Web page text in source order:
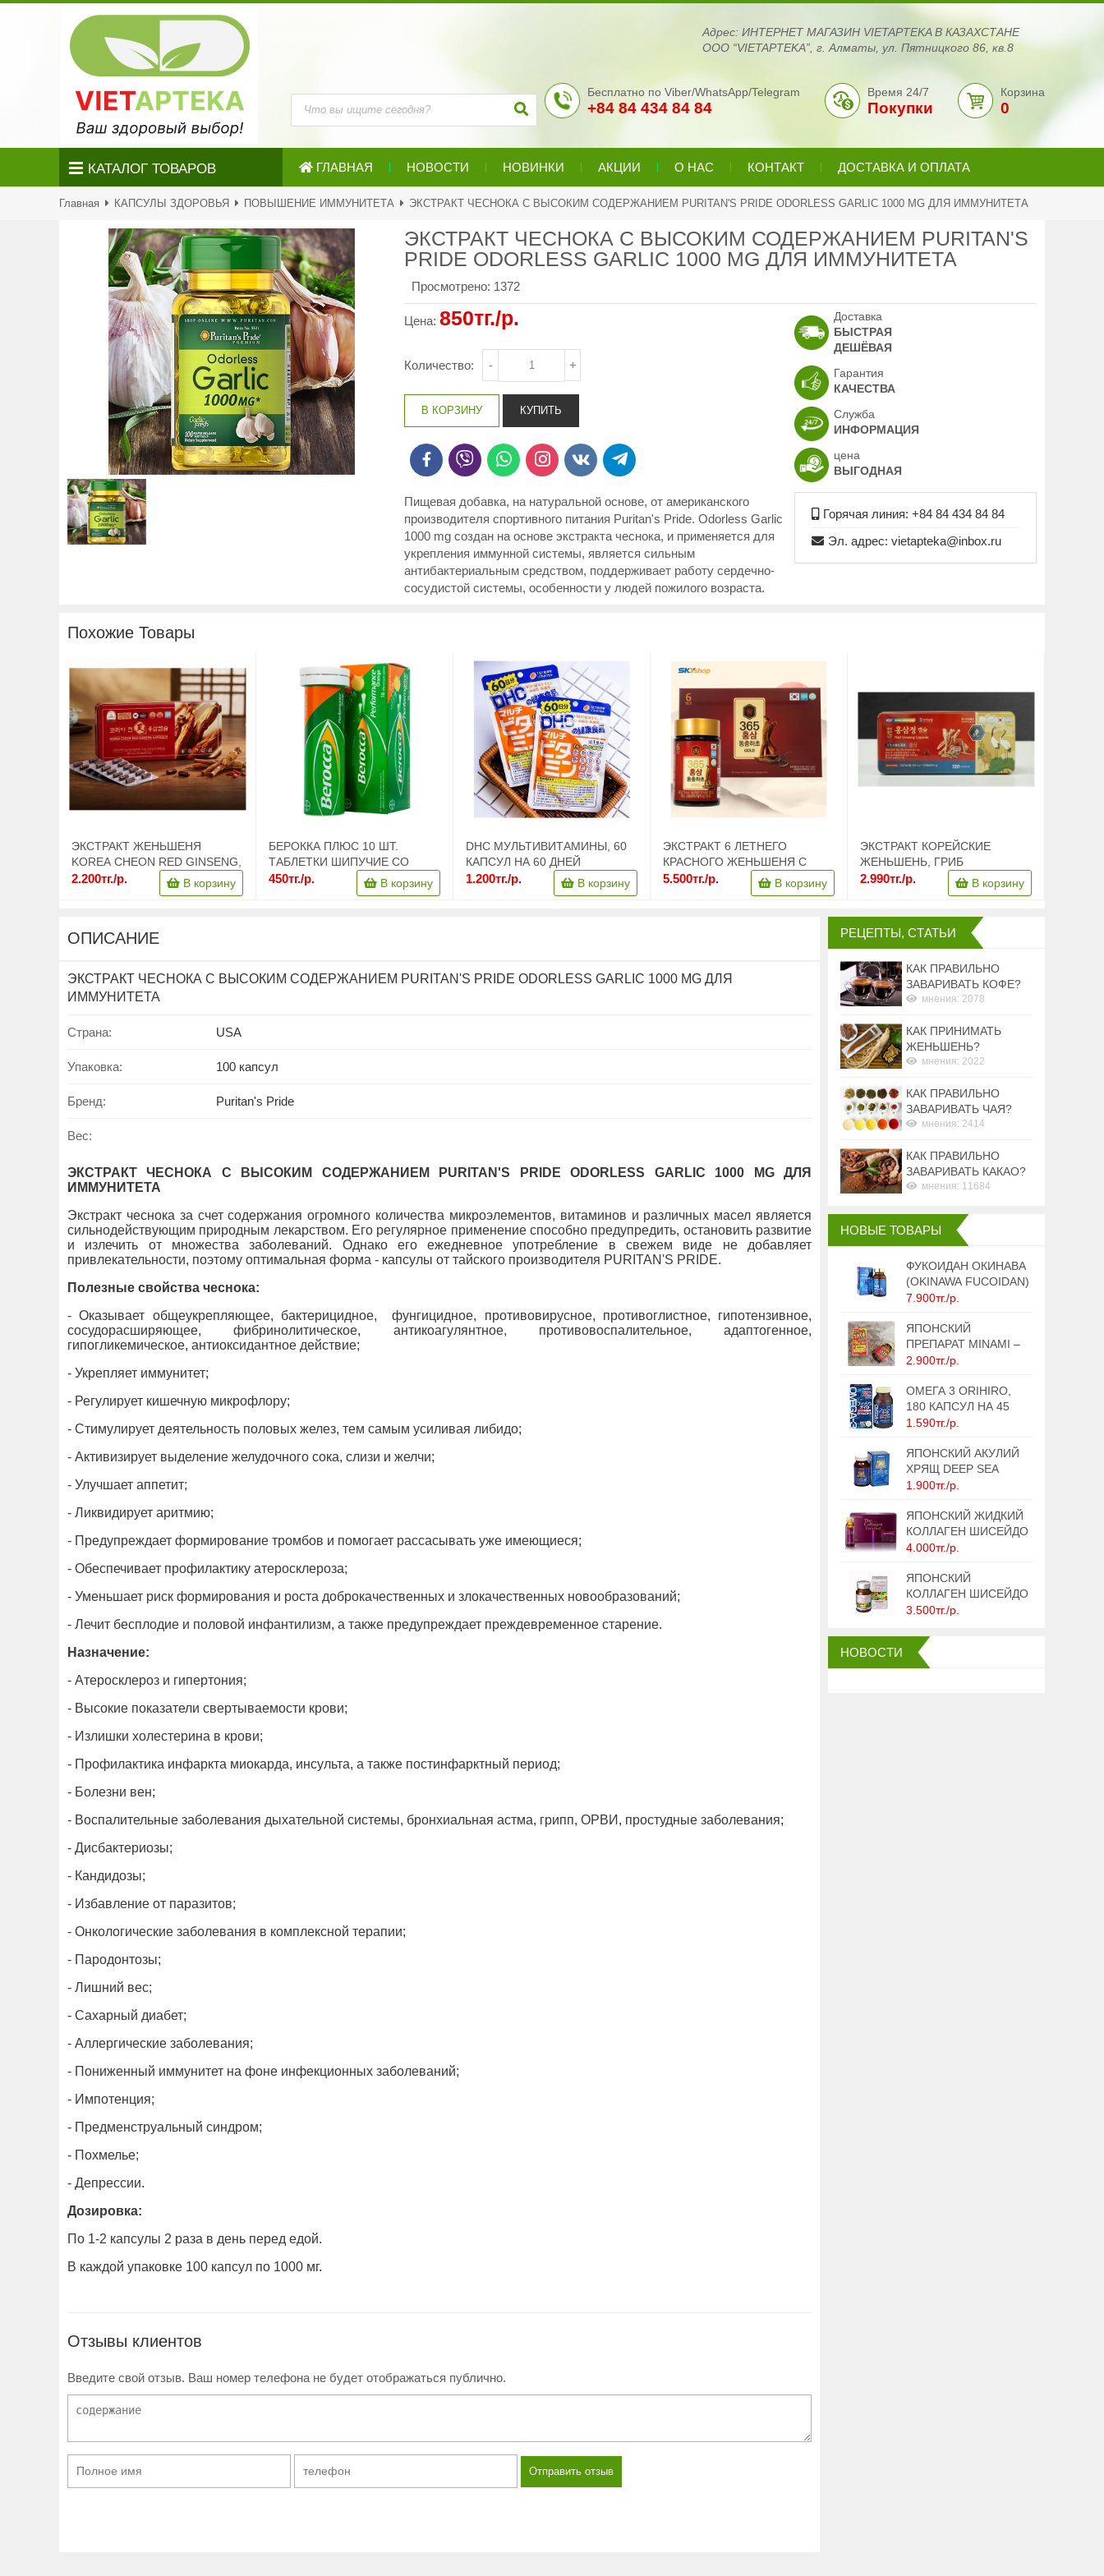
Адрес: ИНТЕРНЕТ МАГАЗИН VIETAPTEKA В КАЗАХСТАНЕ
ООО “VIETAPTEKA”, г. Алматы, ул. Пятницкого 86, кв.8
Бесплатно по Viber/WhatsApp/Telegram
+84 84 434 84 84
Время 24/7
Покупки
Корзина
0
КАТАЛОГ ТОВАРОВ ГЛАВНАЯ НОВОСТИ НОВИНКИ АКЦИИ О НАС КОНТАКТ ДОСТАВКА И ОПЛАТА
Главная КАПСУЛЫ ЗДОРОВЬЯ ПОВЫШЕНИЕ ИММУНИТЕТА ЭКСТРАКТ ЧЕСНОКА С ВЫСОКИМ СОДЕРЖАНИЕМ PURITAN'S PRIDE ODORLESS GARLIC 1000 MG ДЛЯ ИММУНИТЕТА
ЭКСТРАКТ ЧЕСНОКА С ВЫСОКИМ СОДЕРЖАНИЕМ PURITAN'S
PRIDE ODORLESS GARLIC 1000 MG ДЛЯ ИММУНИТЕТА
Просмотрено: 1372
Цена: 850тг./р.
Количество: - +
Пищевая добавка, на натуральной основе, от американского
производителя спортивного питания Puritan's Pride. Odorless Garlic
1000 mg создан на основе экстракта чеснока, и применяется для
укрепления иммунной системы, является сильным
антибактериальным средством, поддерживает работу сердечно-
сосудистой системы, особенности у людей пожилого возраста.
Доставка
БЫСТРАЯ
ДЕШЁВАЯ
Гарантия
КАЧЕСТВА
Служба
ИНФОРМАЦИЯ
цена
ВЫГОДНАЯ
Горячая линия: +84 84 434 84 84
Эл. адрес: vietapteka@inbox.ru
Похожие Товары
ЭКСТРАКТ ЖЕНЬШЕНЯ
KOREA CHEON RED GINSENG,
120 КАПСУЛ
2.200тг./р. В корзину
БЕРОККА ПЛЮС 10 ШТ.
ТАБЛЕТКИ ШИПУЧИЕ СО
ВКУСОМ АПЕЛЬСИНА
450тг./р. В корзину
DHC МУЛЬТИВИТАМИНЫ, 60
КАПСУЛ НА 60 ДНЕЙ
1.200тг./р. В корзину
ЭКСТРАКТ 6 ЛЕТНЕГО
КРАСНОГО ЖЕНЬШЕНЯ С
КОРДИЦЕПСОМ –
ИММУНИТЕТ, МОЛОДОСТЬ,
5.500тг./р. В корзину
ЭКСТРАКТ КОРЕЙСКИЕ
ЖЕНЬШЕНЬ, ГРИБ
КОРДИЦЕПС, ГРИБ ЛИНЬЧЖИ
И ПАНТЫ РОГА ОЛЕНЕЙ, 120
2.990тг./р. В корзину
ОПИСАНИЕ
ЭКСТРАКТ ЧЕСНОКА С ВЫСОКИМ СОДЕРЖАНИЕМ PURITAN'S PRIDE ODORLESS GARLIC 1000 MG ДЛЯ
ИММУНИТЕТА
Страна: USA
Упаковка: 100 капсул
Бренд: Puritan's Pride
Вес:
ЭКСТРАКТ ЧЕСНОКА С ВЫСОКИМ СОДЕРЖАНИЕМ PURITAN'S PRIDE ODORLESS GARLIC 1000 MGДЛЯ
ИММУНИТЕТА
Экстракт чеснока за счет содержания огромного количества микроэлементов, витаминов и различных масел является
сильнодействующим природным лекарством. Его регулярное применение способно предупредить, остановить развитие
и излечить от множества заболеваний. Однако его ежедневное употребление в свежем виде не добавляет
привлекательности, поэтому оптимальная форма - капсулы от тайского производителя PURITAN'S PRIDE.
Полезные свойства чеснока:
- Оказывает общеукрепляющее, бактерицидное, фунгицидное, противовирусное, противоглистное, гипотензивное,
сосудорасширяющее, фибринолитическое, антикоагулянтное, противовоспалительное, адаптогенное,
гипогликемическое, антиоксидантное действие;
- Укрепляет иммунитет;
- Регулирует кишечную микрофлору;
- Стимулирует деятельность половых желез, тем самым усиливая либидо;
- Активизирует выделение желудочного сока, слизи и желчи;
- Улучшает аппетит;
- Ликвидирует аритмию;
- Предупреждает формирование тромбов и помогает рассасывать уже имеющиеся;
- Обеспечивает профилактику атеросклероза;
- Уменьшает риск формирования и роста доброкачественных и злокачественных новообразований;
- Лечит бесплодие и половой инфантилизм, а также предупреждает преждевременное старение.
Назначение:
- Атеросклероз и гипертония;
- Высокие показатели свертываемости крови;
- Излишки холестерина в крови;
- Профилактика инфаркта миокарда, инсульта, а также постинфарктный период;
- Болезни вен;
- Воспалительные заболевания дыхательной системы, бронхиальная астма, грипп, ОРВИ, простудные заболевания;
- Дисбактериозы;
- Кандидозы;
- Избавление от паразитов;
- Онкологические заболевания в комплексной терапии;
- Пародонтозы;
- Лишний вес;
- Сахарный диабет;
- Аллергические заболевания;
- Пониженный иммунитет на фоне инфекционных заболеваний;
- Импотенция;
- Предменструальный синдром;
- Похмелье;
- Депрессии.
Дозировка:
По 1-2 капсулы 2 раза в день перед едой.
В каждой упаковке 100 капсул по 1000 мг.
Отзывы клиентов
Введите свой отзыв. Ваш номер телефона не будет отображаться публично.
РЕЦЕПТЫ, СТАТЬИ
КАК ПРАВИЛЬНО
ЗАВАРИВАТЬ КОФЕ?
мнения: 2078
КАК ПРИНИМАТЬ
ЖЕНЬШЕНЬ?
мнения: 2022
КАК ПРАВИЛЬНО
ЗАВАРИВАТЬ ЧАЯ?
мнения: 2414
КАК ПРАВИЛЬНО
ЗАВАРИВАТЬ КАКАО?
мнения: 11684
НОВЫЕ ТОВАРЫ
ФУКОИДАН ОКИНАВА
(OKINAWA FUCOIDAN)
180 КАПС.
7.900тг./р.
ЯПОНСКИЙ
ПРЕПАРАТ MINAMI –
БЫСТРОЕ
15 КГ
2.900тг./р.
ОМЕГА 3 ORIHIRO,
180 КАПСУЛ НА 45
ДНЕЙ
1.590тг./р.
ЯПОНСКИЙ АКУЛИЙ
ХРЯЩ DEEP SEA
MINAMI (240
ДНЕЙ)
1.900тг./р.
ЯПОНСКИЙ ЖИДКИЙ
КОЛЛАГЕН ШИСЕЙДО
SHISEIDO ENRICHED
4.000тг./р.
ЯПОНСКИЙ
КОЛЛАГЕН ШИСЕЙДО
SHISEIDO THE
В ТАБЛЕТКАХ
3.500тг./р.
НОВОСТИ